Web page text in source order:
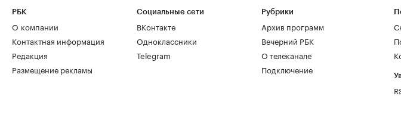
РБК
О компании
Контактная информация
Редакция
Размещение рекламы
Социальные сети
ВКонтакте
Одноклассники
Telegram
Рубрики
Архив программ
Вечерний РБК
О телеканале
Подключение